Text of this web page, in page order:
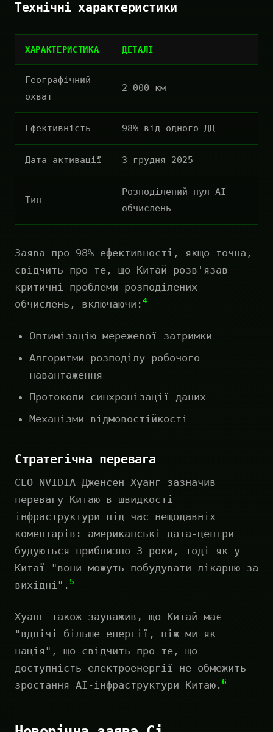
Технічні характеристики
ХАРАКТЕРИСТИКА ДЕТАЛІ
Географічний
охват
2 000 км
Ефективність 98% від одного ДЦ
Дата активації 3 грудня 2025
Тип
Розподілений пул AI-
обчислень
Заява про 98% ефективності, якщо точна,
свідчить про те, що Китай розв'язав
критичні проблеми розподілених
обчислень, включаючи: 4
Оптимізацію мережевої затримки
Алгоритми розподілу робочого
навантаження
Протоколи синхронізації даних
Механізми відмовостійкості
Стратегічна перевага
CEO NVIDIA Дженсен Хуанг зазначив
перевагу Китаю в швидкості
інфраструктури під час нещодавніх
коментарів: американські дата-центри
будуються приблизно 3 роки, тоді як у
Китаї "вони можуть побудувати лікарню за
вихідні". 5
Хуанг також зауважив, що Китай має
"вдвічі більше енергії, ніж ми як
нація", що свідчить про те, що
доступність електроенергії не обмежить
зростання AI-інфраструктури Китаю. 6